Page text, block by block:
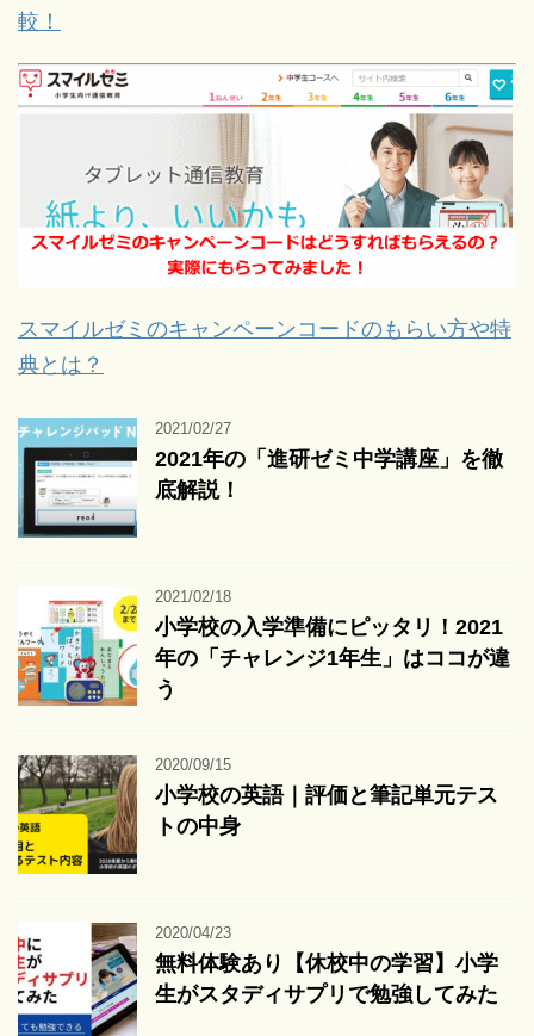
較！
スマイルゼミのキャンペーンコードのもらい方や特
典とは？
2021/02/27
2021年の「進研ゼミ中学講座」を徹
底解説！
2021/02/18
小学校の入学準備にピッタリ！2021
年の「チャレンジ1年生」はココが違
う
2020/09/15
小学校の英語｜評価と筆記単元テス
トの中身
2020/04/23
無料体験あり【休校中の学習】小学
生がスタディサプリで勉強してみた